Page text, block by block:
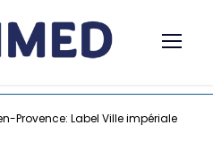
Provence: Label Ville impériale